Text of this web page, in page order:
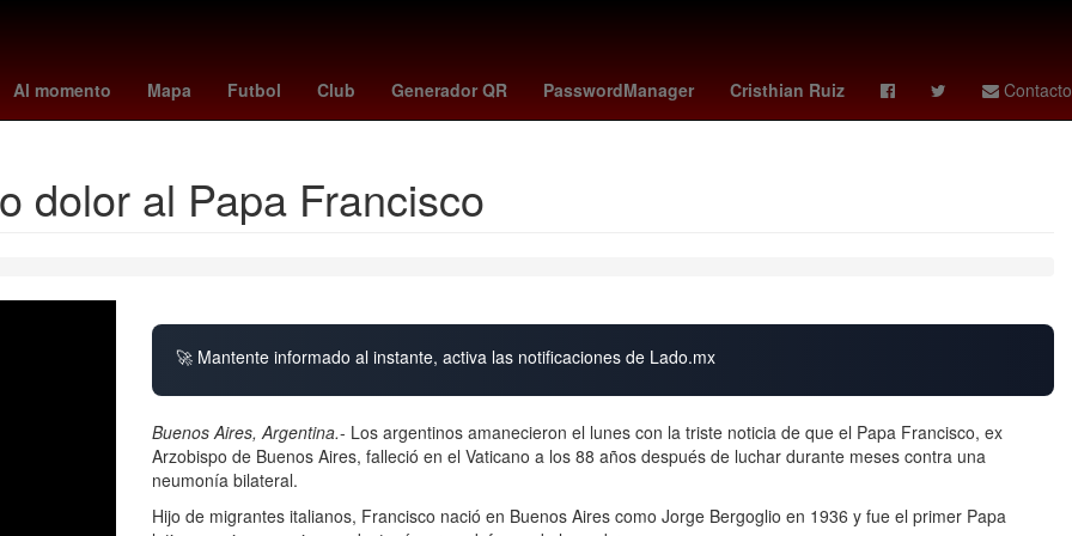
Al momento Mapa Futbol Club Generador QR PasswordManager Cristhian Ruiz Contacto
China Gobierno cometa interestelar Barbados Dólar estadounidense 2024 Cashless Usumacinta
dolor al Papa Francisco
🚀 Mantente informado al instante, activa las notificaciones de Lado.mx
Buenos Aires, Argentina.- Los argentinos amanecieron el lunes con la triste noticia de que el Papa Francisco, ex
Arzobispo de Buenos Aires, falleció en el Vaticano a los 88 años después de luchar durante meses contra una
neumonía bilateral.
Hijo de migrantes italianos, Francisco nació en Buenos Aires como Jorge Bergoglio en 1936 y fue el primer Papa